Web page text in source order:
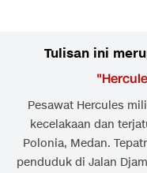
Tulisan ini
"
Pesawat Hercules
kecelakaan dan
Polonia, Medan.
penduduk di Jalan